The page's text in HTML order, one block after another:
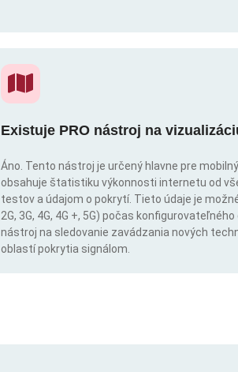
Existuje PRO nástroj na
Áno. Tento nástroj je určený hlavne pre
obsahuje štatistiku výkonnosti internetu od
testov a údajom o pokrytí. Tieto údaje je
2G, 3G, 4G, 4G +, 5G) počas
nástroj na sledovanie zavádzania nových
oblastí pokrytia signálom.